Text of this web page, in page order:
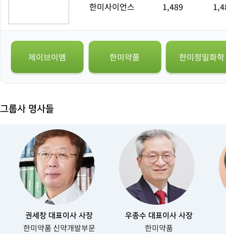
한미사이언스 1,489
제이브이엠 한미약품 한미정밀화학
그룹사 명사들
권세창 대표이사 사장
한미약품 신약개발부문
우종수 대표이사 사장
한미약품